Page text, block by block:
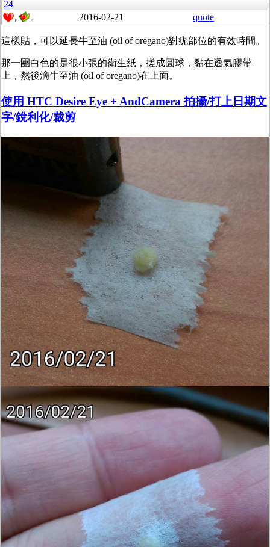
24
0 0 2016-02-21 quote
這樣貼，可以延長牛至油 (oil of oregano)對疣部位的有效時間。
那一團白色的是很小張的衛生紙，搓成圓球，黏在透氣膠帶
上，然後滴牛至油 (oil of oregano)在上面。
使用 HTC Desire Eye + AndCamera 拍攝/打上日期文
字/銳利化/裁剪